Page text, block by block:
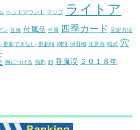
ヘッドマウント マップ ライトア
ン 互換 付属品 台風 四季カード 固定方法
更新できない 更新時 期限 汐田橋 注意点 稲武 穴
胸につける 蒲郡 頭 香嵐渓 ２０１８年